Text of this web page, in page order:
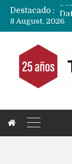
Destacado :
8 August, 2026